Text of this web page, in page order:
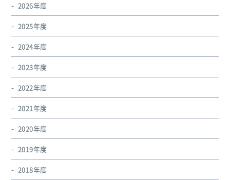
2026年度
2025年度
2024年度
2023年度
2022年度
2021年度
2020年度
2019年度
2018年度